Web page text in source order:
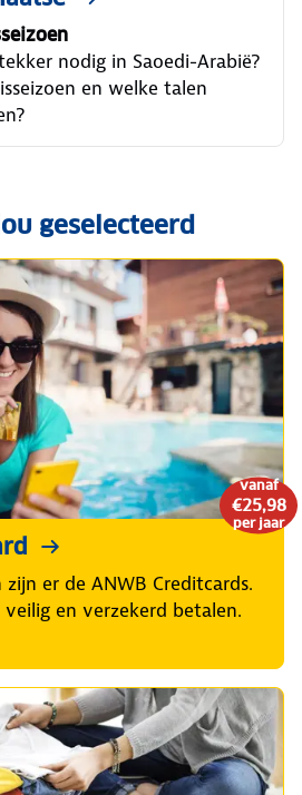
nodig in Saoedi-Arabië?
en welke talen
geselecteerd
vanaf
€25,98
per jaar
er de ANWB Creditcards.
en verzekerd betalen.